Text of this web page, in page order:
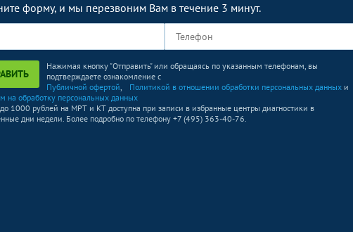
форму, и мы перезвоним Вам в течение 3 минут.
Нажимая кнопку "Отправить" или обращаясь по указанным телефонам, вы
подтверждаете ознакомление с
Публичной офертой, Политикой в отношении обработки персональных данных и
на обработку персональных данных
1000 рублей на МРТ и КТ доступна при записи в избранные центры диагностики в
дни недели. Более подробно по телефону +7 (495) 363-40-76.